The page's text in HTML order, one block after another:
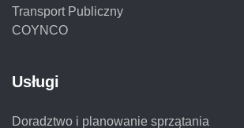
Transport Publiczny
COYNCO
Usługi
Doradztwo i planowanie sprzątania